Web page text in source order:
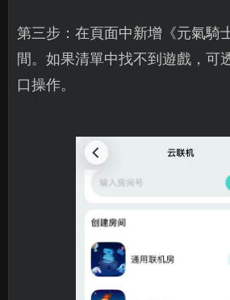
第三步：在頁面中新增《元氣騎
間。如果清單中找不到遊戲，可
口操作。